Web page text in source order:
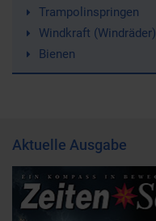
Trampolinspringen
Windkraft (Windräder)
Bienen
Aktuelle Ausgabe